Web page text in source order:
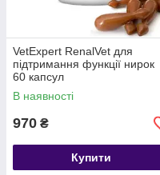
VetExpert RenalVet для
підтримання функції нирок
60 капсул
В наявності
970 ₴
Купити